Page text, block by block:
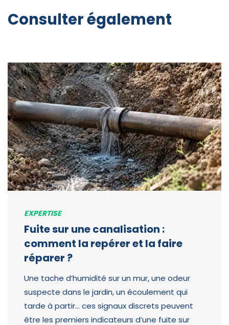
Consulter également
EXPERTISE
Fuite sur une canalisation :
comment la repérer et la faire
réparer ?
Une tache d’humidité sur un mur, une odeur
suspecte dans le jardin, un écoulement qui
tarde à partir… ces signaux discrets peuvent
être les premiers indicateurs d’une fuite sur